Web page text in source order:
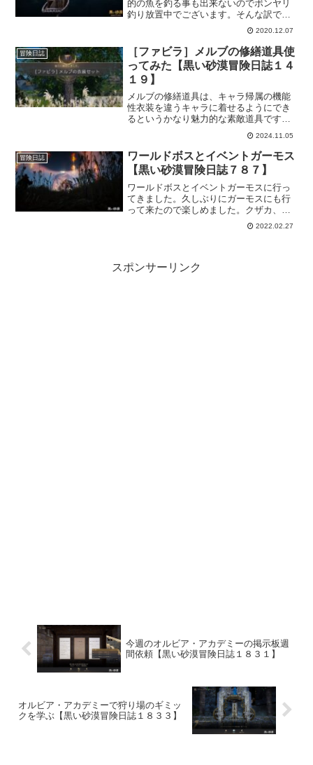
的の魚を釣る事も出来ないのでボンヤリ
釣り放置中でございます。そんな訳で、
今回は特に何にも起きる事なく…。い
え、雪が降ってきました。程度の記事と
なっております。
2020.12.07
冒険日誌
［ファビラ］メルブの修繕道具使
ってみた【黒い砂漠冒険日誌１４
１９】
メルブの修繕道具は、キャラ帰属の機能
性衣装を違うキャラに着せるようにでき
るというかなり魅力的な素敵道具です。
今回は錬金術の「ファビラ」で使ってみ
ました。マイレージ商店でしか買えない
のも限定的で面白い仕様です。
2024.11.05
冒険日誌
ワールドボスとイベントガーモス
【黒い砂漠冒険日誌７８７】
ワールドボスとイベントガーモスに行っ
てきました。久しぶりにガーモスにも行
って来たので楽しめました。クザカ、ヌ
ーベル、カランダ、ガーモス。強いクツ
ムには行ってません。ギミック理解出来
2022.02.27
スポンサーリンク
今週のオルビア・アカデミーの掲示板週
間依頼【黒い砂漠冒険日誌１８３１】
オルビア・アカデミーで狩り場のギミッ
クを学ぶ【黒い砂漠冒険日誌１８３３】